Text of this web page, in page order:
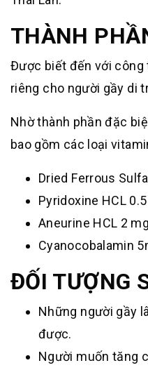
THÀNH
Được biết đến với công
riêng cho người gầy di
Nhờ thành phần đặc
bao gồm các loại
Dried Ferrous
Pyridoxine HCL
Aneurine HCL 2 mg
Cyanocobalamin
ĐỐI TƯỢNG
Những người gầy
được.
Người muốn tăng